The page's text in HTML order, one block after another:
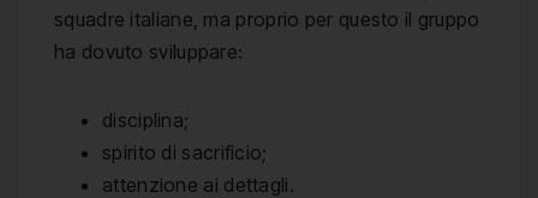
squadre italiane, ma proprio per questo il gruppo
ha dovuto sviluppare:
disciplina;
spirito di sacrificio;
attenzione ai dettagli.